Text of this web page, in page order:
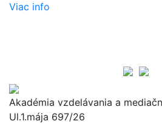
Viac info
Akadémia vzdelávania a
Ul.1.mája 697/26